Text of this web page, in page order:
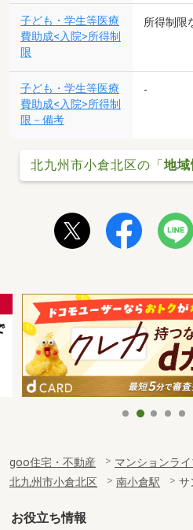
子ども・学生等医療
費助成<入院>所得制
限
所得制限
子ども・学生等医療
費助成<入院>所得制
限－備考
-
北九州市小倉北区の「地域
goo住宅・不動産 マンションラ
北九州市小倉北区
南小倉駅 サ
お役立ち情報